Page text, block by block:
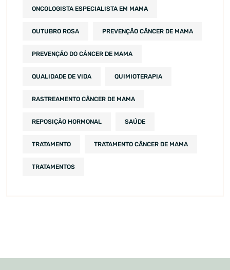
ONCOLOGISTA ESPECIALISTA EM MAMA
OUTUBRO ROSA PREVENÇÃO CÂNCER DE MAMA
PREVENÇÃO DO CÂNCER DE MAMA
QUALIDADE DE VIDA QUIMIOTERAPIA
RASTREAMENTO CÂNCER DE MAMA
REPOSIÇÃO HORMONAL SAÚDE
TRATAMENTO TRATAMENTO CÂNCER DE MAMA
TRATAMENTOS